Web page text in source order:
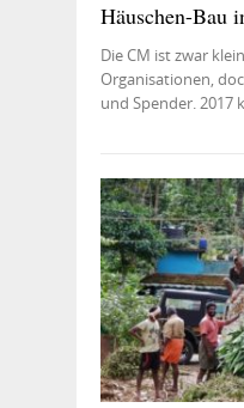
Häuschen-Bau
Die CM ist zwar
Organisationen,
und Spender. 2017